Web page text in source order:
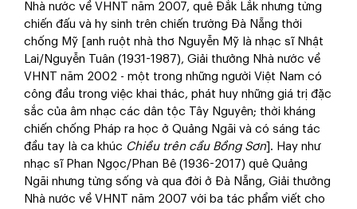
Nhà nước về VHNT năm 2007, quê Đắk Lắk nhưng từng
chiến đấu và hy sinh trên chiến trường Đà Nẵng thời
chống Mỹ [anh ruột nhà thơ Nguyễn Mỹ là nhạc sĩ Nhật
Lai/Nguyễn Tuân (1931-1987), Giải thưởng Nhà nước về
VHNT năm 2002 - một trong những người Việt Nam có
công đầu trong việc khai thác, phát huy những giá trị đặc
sắc của âm nhạc các dân tộc Tây Nguyên; thời kháng
chiến chống Pháp ra học ở Quảng Ngãi và có sáng tác
đầu tay là ca khúc Chiều trên cầu Bồng Sơn]. Hay như
nhạc sĩ Phan Ngọc/Phan Bê (1936-2017) quê Quảng
Ngãi nhưng từng sống và qua đời ở Đà Nẵng, Giải thưởng
Nhà nước về VHNT năm 2007 với ba tác phẩm viết cho